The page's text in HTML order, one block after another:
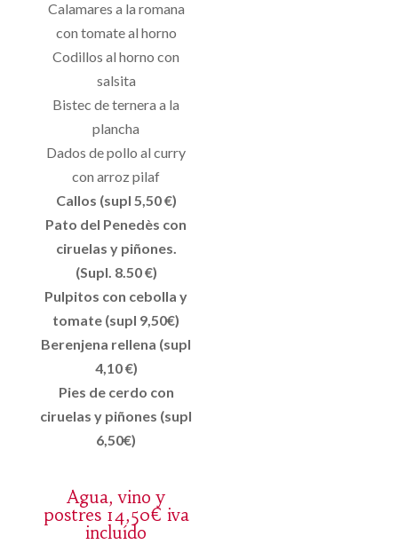
Calamares a la romana
con tomate al horno
Codillos al horno con
salsita
Bistec de ternera a la
plancha
Dados de pollo al curry
con arroz pilaf
Callos (supl 5,50 €)
Pato del Penedès con
ciruelas y piñones.
(Supl. 8.50 €)
Pulpitos con cebolla y
tomate (supl 9,50€)
Berenjena rellena (supl
4,10 €)
Pies de cerdo con
ciruelas y piñones (supl
6,50€)
Agua, vino y
postres 14,50€ iva
incluído